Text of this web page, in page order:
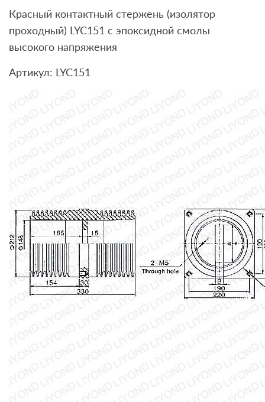
Красный контактный стержень (изолятор
проходный) LYC151 с эпоксидной смолы
высокого напряжения
Артикул: LYC151